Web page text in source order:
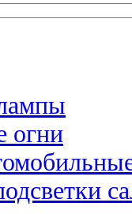
огни